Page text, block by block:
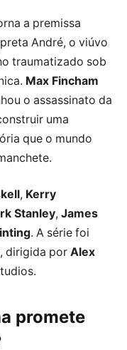
a premissa
André, o viúvo
traumatizado sob
Max Fincham
o assassinato da
uma
que o mundo
, Kerry
Stanley, James
. A série foi
, dirigida por Alex
promete